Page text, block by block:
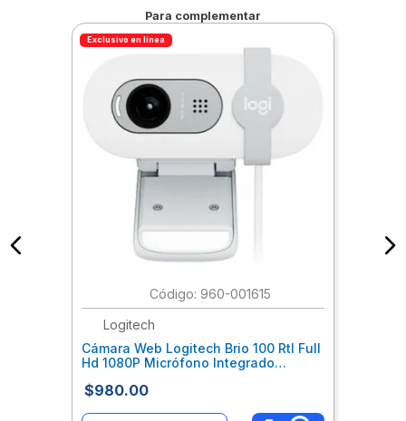
Para complementar
Exclusivo en línea
: 960-001615
Logitech
Cámara Web Logitech Brio 100 Rtl Full
Hd 1080P Micrófono Integrado
Loccamab037
$980.00